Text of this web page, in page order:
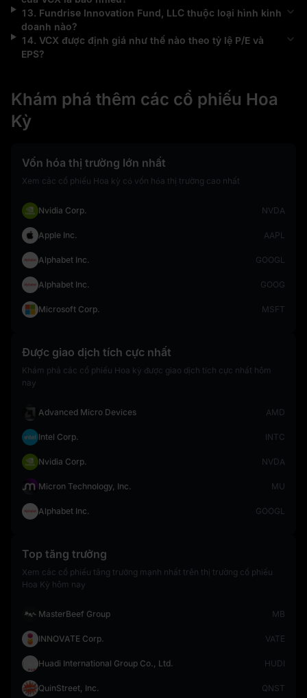
13. Fundrise Innovation Fund, LLCthuộc loại hình kinh
doanh nào?
14. VCX được định giá như thế nào theo tỷ lệ P/E và
EPS?
Khám phá thêm các cổ phiếu Hoa
Kỳ
Vốn hóa thị trường lớn nhất
Xem các cổ phiếu Hoa kỳ có vốn hóa thị trường cao nhất
Nvidia Corp. NVDA
Apple Inc. AAPL
Alphabet Inc. GOOGL
Alphabet Inc. GOOG
Microsoft Corp. MSFT
Được giao dịch tích cực nhất
Khám phá các cổ phiếu Hoa kỳ được giao dịch tích cực nhất hôm
nay
Advanced Micro Devices AMD
Intel Corp. INTC
Nvidia Corp. NVDA
Micron Technology, Inc. MU
Alphabet Inc. GOOGL
Top tăng trưởng
Xem các cổ phiếu tăng trưởng mạnh nhất trên thị trường cổ phiếu
Hoa Kỳ hôm nay
MasterBeef Group MB
INNOVATE Corp. VATE
Huadi International Group Co., Ltd. HUDI
QuinStreet, Inc. QNST